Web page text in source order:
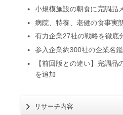
小規模施設の朝食に完調品
病院、特養、老健の食事実
有力企業27社の戦略を徹底
参入企業約300社の企業名
【前回版との違い】完調品
を追加
リサーチ内容